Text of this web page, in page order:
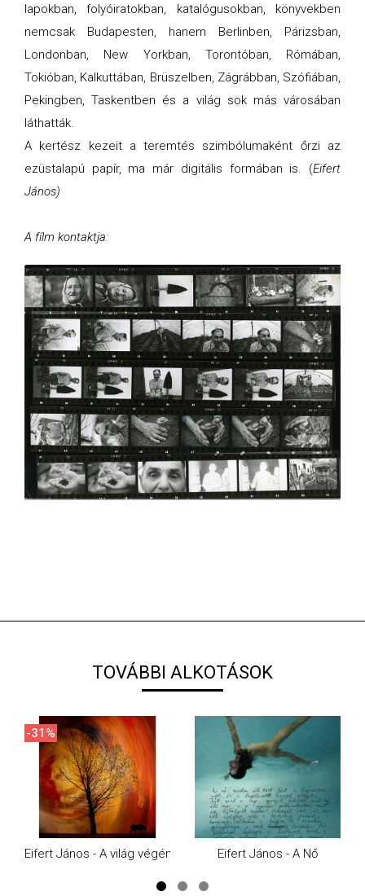
lapokban, folyóiratokban, katalógusokban, könyvekben
nemcsak Budapesten, hanem Berlinben, Párizsban,
Londonban, New Yorkban, Torontóban, Rómában,
Tokióban, Kalkuttában, Brüszelben, Zágrábban, Szófiában,
Pekingben, Taskentben és a világ sok más városában
láthatták.
A kertész kezeit a teremtés szimbólumaként őrzi az
ezüstalapú papír, ma már digitális formában is. (Eifert
János)
A fílm kontaktja:
TOVÁBBI ALKOTÁSOK
-31%
Eifert János - A világ végén poszter 50x70cm
Eifert János - A Nő